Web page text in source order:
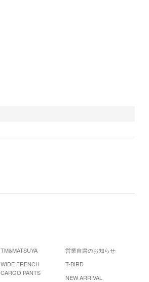
TM&MATSUYA
営業自粛のお知らせ
WIDE FRENCH
CARGO PANTS
T-BIRD
NEW ARRIVAL